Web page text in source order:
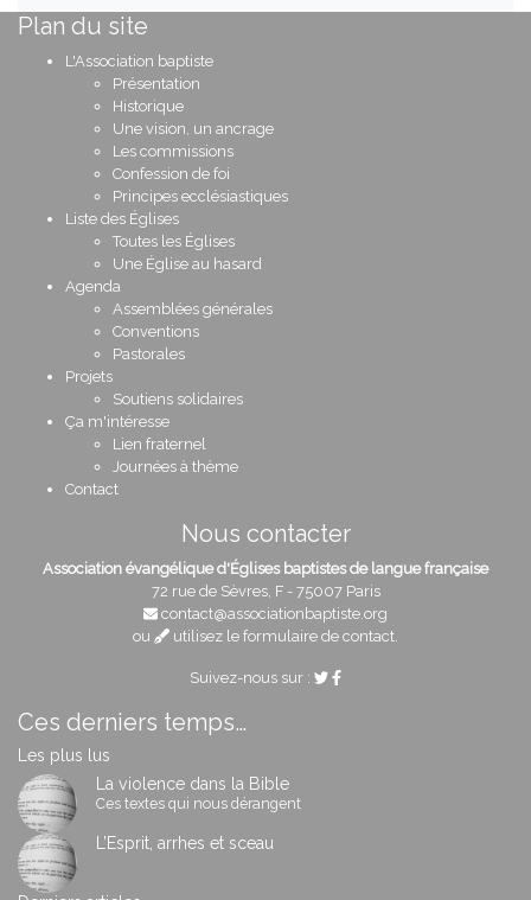
Plan du site
L'Association baptiste
Présentation
Historique
Une vision, un ancrage
Les commissions
Confession de foi
Principes ecclésiastiques
Liste des Églises
Toutes les Églises
Une Église au hasard
Agenda
Assemblées générales
Conventions
Pastorales
Projets
Soutiens solidaires
Ça m'intéresse
Lien fraternel
Journées à thème
Contact
Nous contacter
Association évangélique d'Églises baptistes de langue française
72 rue de Sèvres, F - 75007 Paris
contact@associationbaptiste.org
ou
utilisez le formulaire de contact.
Suivez-nous sur :
Ces derniers temps…
Les plus lus
La violence dans la Bible
Ces textes qui nous dérangent
L’Esprit, arrhes et sceau